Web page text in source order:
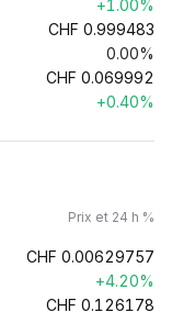
+1.00%
CHF 0.999483
0.00%
CHF 0.069992
+0.40%
Prix et 24 h %
CHF 0.00629757
+4.20%
CHF 0.126178